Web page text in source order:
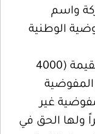
واسم
الوطنية
5 ـ يرفق بالعرض تأمين ابتدائي بقيمة (4000
للانتخابات. 6 ـ المفوضية غير
ولها الحق في